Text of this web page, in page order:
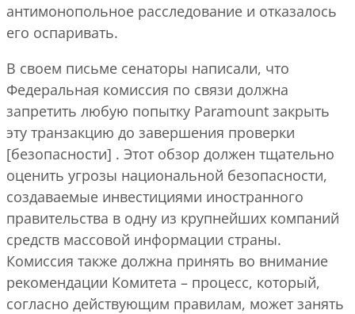
антимонопольное расследование и отказалось
его оспаривать.
В своем письме сенаторы написали, что
Федеральная комиссия по связи должна
запретить любую попытку Paramount закрыть
эту транзакцию до завершения проверки
[безопасности] . Этот обзор должен тщательно
оценить угрозы национальной безопасности,
создаваемые инвестициями иностранного
правительства в одну из крупнейших компаний
средств массовой информации страны.
Комиссия также должна принять во внимание
рекомендации Комитета – процесс, который,
согласно действующим правилам, может занять